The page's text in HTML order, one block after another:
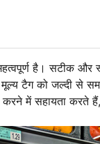
है। सटीक
टैग को जल्दी से
में सहायता करते